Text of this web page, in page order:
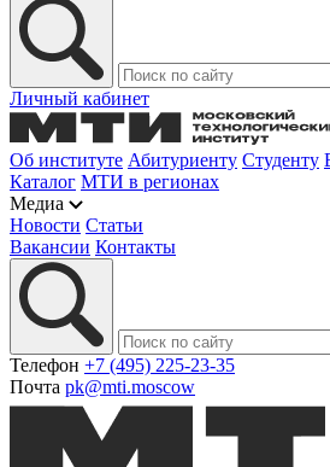
Личный кабинет
Об институте Абитуриенту Студенту
Каталог МТИ в регионах
Медиа
Новости Статьи
Вакансии Контакты
Телефон +7 (495) 225-23-35
Почта pk@mti.moscow